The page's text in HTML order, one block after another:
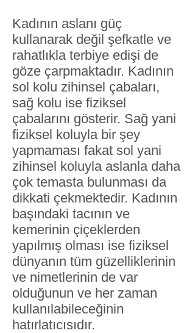
Kadının aslanı güç
kullanarak değil şefkatle ve
rahatlıkla terbiye edişi de
göze çarpmaktadır. Kadının
sol kolu zihinsel çabaları,
sağ kolu ise fiziksel
çabalarını gösterir. Sağ yani
fiziksel koluyla bir şey
yapmaması fakat sol yani
zihinsel koluyla aslanla daha
çok temasta bulunması da
dikkati çekmektedir. Kadının
başındaki tacının ve
kemerinin çiçeklerden
yapılmış olması ise fiziksel
dünyanın tüm güzelliklerinin
ve nimetlerinin de var
olduğunun ve her zaman
kullanılabileceğinin
hatırlatıcısıdır.